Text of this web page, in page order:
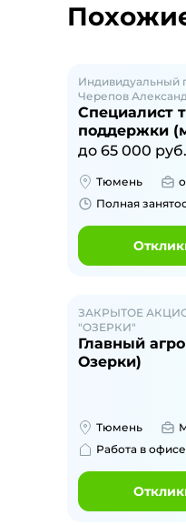
Индивидуальный
Черепов
Специалист
поддержки
до 65 000 руб.
Тюмень
Полная
ЗАКРЫТОЕ
"ОЗЕРКИ"
Главный
Озерки)
Тюмень
Работа в офисе